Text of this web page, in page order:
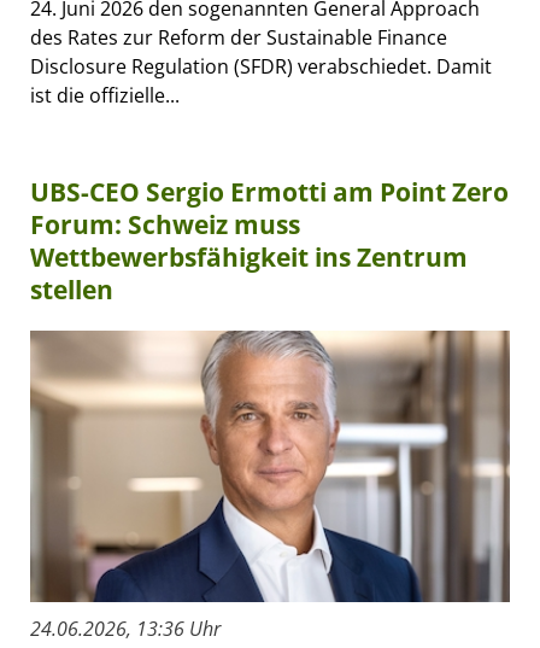
24. Juni 2026 den sogenannten General Approach
des Rates zur Reform der Sustainable Finance
Disclosure Regulation (SFDR) verabschiedet. Damit
ist die offizielle...
UBS-CEO Sergio Ermotti am Point Zero
Forum: Schweiz muss
Wettbewerbsfähigkeit ins Zentrum
stellen
24.06.2026, 13:36 Uhr